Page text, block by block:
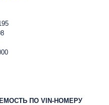
ПО VIN-НОМЕРУ